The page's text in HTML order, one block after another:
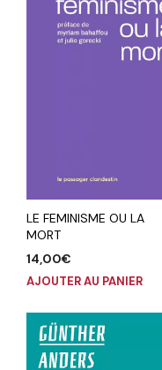
LE FEMINISME OU LA
MORT
14,00€
AJOUTER AU PANIER